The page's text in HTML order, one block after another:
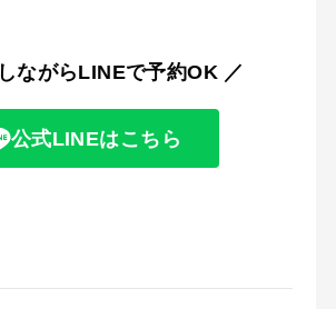
ながらLINEで予約OK ／
公式LINEはこちら